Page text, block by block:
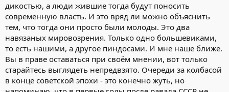
дикостью, а люди жившие тогда будут поносить
современную власть. И это вряд ли можно объяснить
тем, что тогда они просто были молоды. Это два
навязаных мировозрения. Только одно большевиками,
то есть нашими, а другое пиндосами. И мне наше ближе.
Вы в праве оставаться при своём мнении, вот только
старайтесь выглядеть непредвзято. Очереди за колбасой
в конце советской эпохи - это конечно жуть, но